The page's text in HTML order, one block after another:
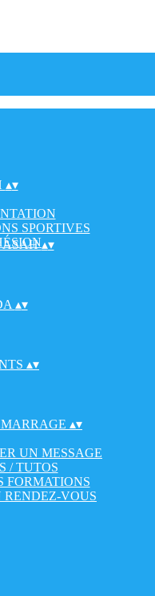
▴▾
SPORTIVES
ASAH▴▾
▴▾
▴▾
▴▾
UN MESSAGE
/ TUTOS
FORMATIONS
RENDEZ-VOUS